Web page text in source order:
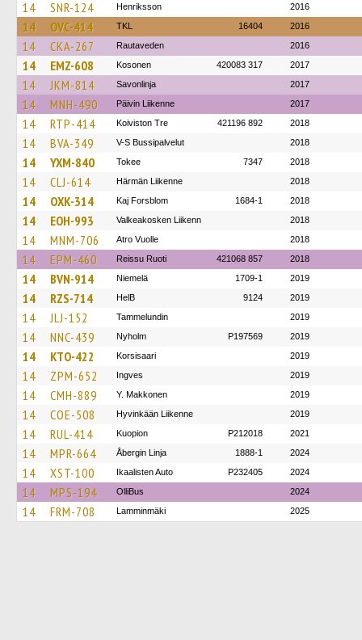
14 SNR-124 Henriksson 2016
14 OVC-414 TKL 16404 2016
14 CKA-267 Rautaveden 2016
14 EMZ-608 Kosonen 420083 317 2017
14 JKM-814 Savonlinja 2017
14 MNH-490 Päivin Liikenne 2017
14 RTP-414 Koiviston Tre 421196 892 2018
14 BVA-349 V-S Bussipalvelut 2018
14 YXM-840 Tokee 7347 2018
14 CLJ-614 Härmän Liikenne 2018
14 OXK-314 Kaj Forsblom 1684-1 2018
14 EOH-993 Valkeakosken Liikenn 2018
14 MNM-706 Atro Vuolle 2018
14 EPM-460 Reissu Ruoti 421068 857 2018
14 BVN-914 Niemelä 1709-1 2019
14 RZS-714 HelB 9124 2019
14 JLJ-152 Tammelundin 2019
14 NNC-439 Nyholm P197569 2019
14 KTO-422 Korsisaari 2019
14 ZPM-652 Ingves 2019
14 CMH-889 Y. Makkonen 2019
14 COE-508 Hyvinkään Liikenne 2019
14 RUL-414 Kuopion P212018 2021
14 MPR-664 Åbergin Linja 1888-1 2024
14 XST-100 Ikaalisten Auto P232405 2024
14 MPS-194 OlliBus 2024
14 FRM-708 Lamminmäki 2025